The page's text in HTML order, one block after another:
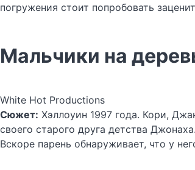
погружения стоит попробовать
Мальчики на
White Hot Productions
Сюжет: Хэллоуин 1997 года. Кори,
своего старого друга детства
Вскоре парень обнаруживает, что у